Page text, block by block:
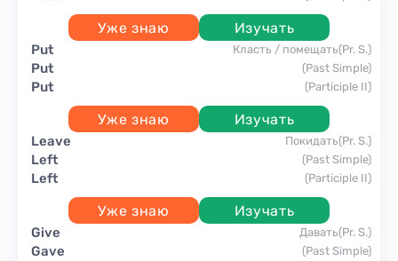
Уже знаю Изучать
put класть / помещать(Pr. S.)
put (Past Simple)
put (Participle II)
Уже знаю Изучать
leave покидать(Pr. S.)
left (Past Simple)
left (Participle II)
Уже знаю Изучать
give давать(Pr. S.)
gave (Past Simple)